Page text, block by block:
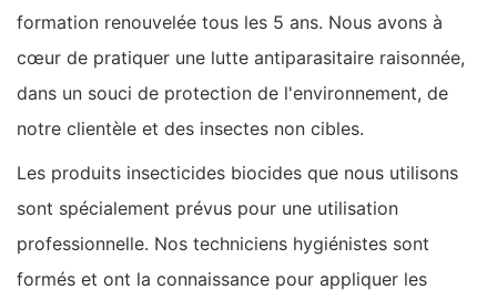
formation renouvelée tous les 5 ans. Nous avons à
cœur de pratiquer une lutte antiparasitaire raisonnée,
dans un souci de protection de l'environnement, de
notre clientèle et des insectes non cibles.
Les produits insecticides biocides que nous utilisons
sont spécialement prévus pour une utilisation
professionnelle. Nos techniciens hygiénistes sont
formés et ont la connaissance pour appliquer les